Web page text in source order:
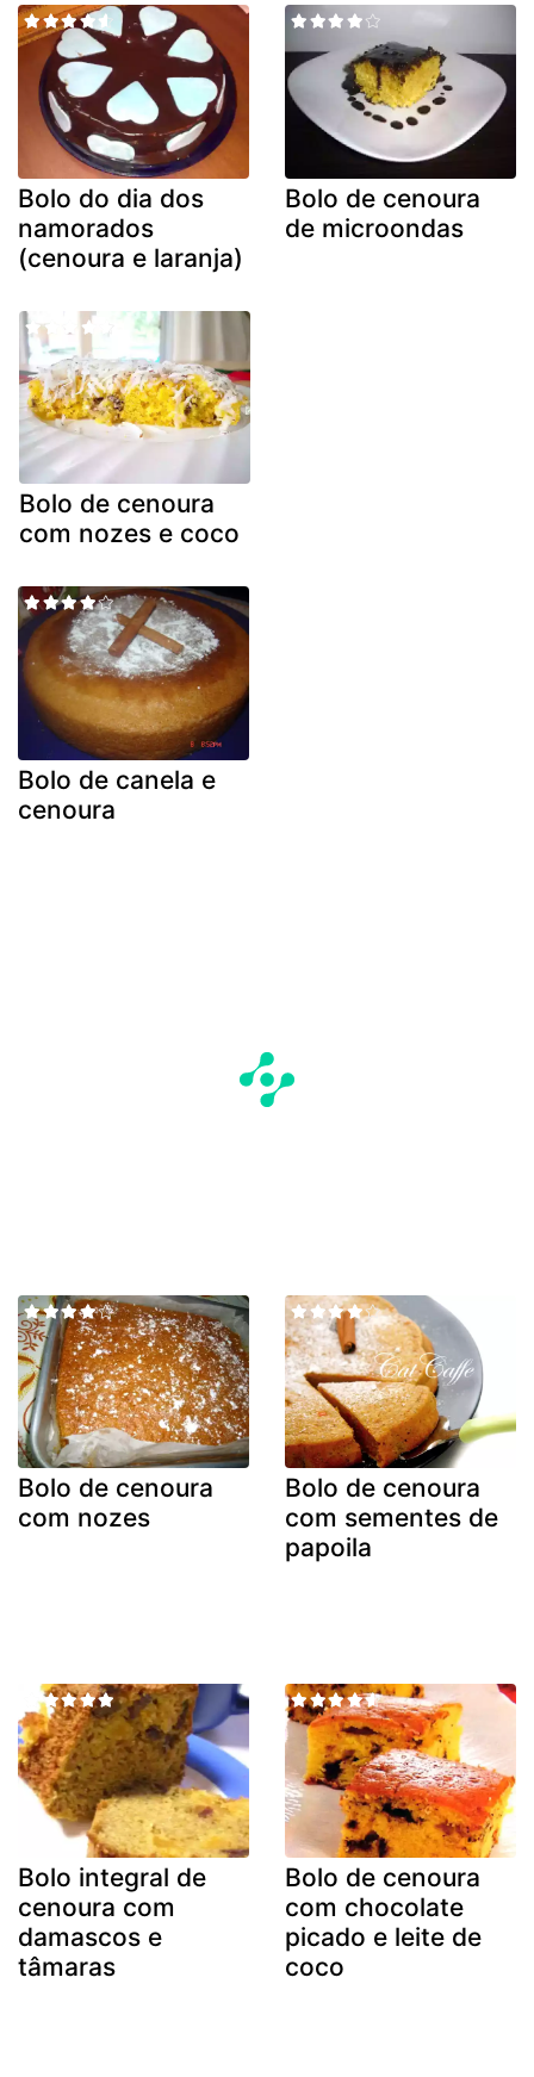
Bolo do dia dos
namorados
(cenoura e laranja)
Bolo de cenoura
de microondas
Bolo de cenoura
com nozes e coco
Bolo de canela e
cenoura
Bolo de cenoura
com nozes
Bolo de cenoura
com sementes de
papoila
Bolo integral de
cenoura com
damascos e
tâmaras
Bolo de cenoura
com chocolate
picado e leite de
coco